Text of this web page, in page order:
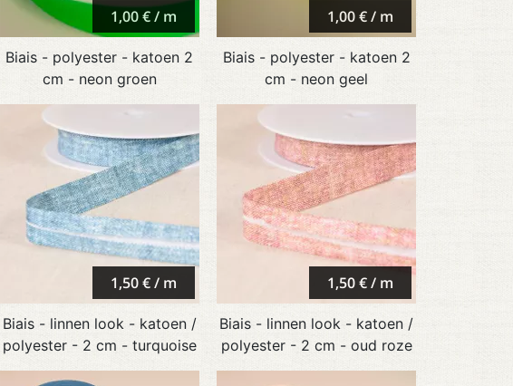
1,00 € / m
Biais - polyester - katoen 2
cm - neon groen
1,00 € / m
Biais - polyester - katoen 2
cm - neon geel
1,50 € / m
Biais - linnen look - katoen /
polyester - 2 cm - turquoise
1,50 € / m
Biais - linnen look - katoen /
polyester - 2 cm - oud roze